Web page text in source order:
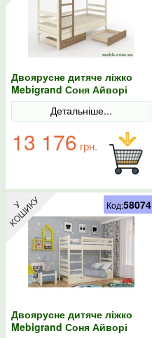
Двоярусне дитяче ліжко
Mebigrand Соня Айворі
(S0505Y30R)/Горіх світлий
70х200 з ящиками
Детальніше...
13 176 грн.
Двоярусне дитяче ліжко
Mebigrand Соня Айворі
Код:58074